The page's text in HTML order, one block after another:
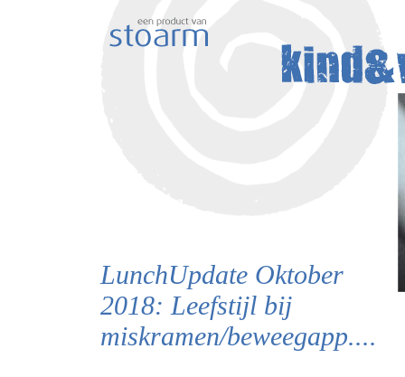
LunchUpdate Oktober
2018: Leefstijl bij
miskramen/beweegapp....